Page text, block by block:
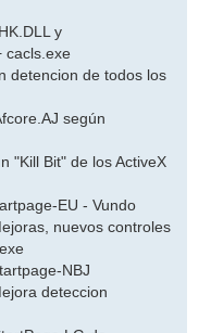
y
cacls.exe
detencion de todos los
según
"Kill Bit" de los ActiveX
EU - Vundo
nuevos controles
NBJ
deteccion